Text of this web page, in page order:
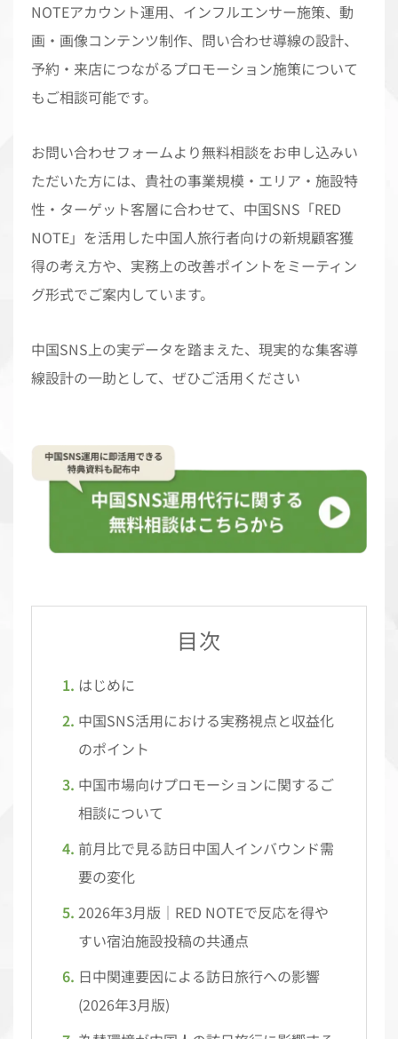
NOTEアカウント運用、インフルエンサー施策、動
画・画像コンテンツ制作、問い合わせ導線の設計、
予約・来店につながるプロモーション施策について
もご相談可能です。
お問い合わせフォームより無料相談をお申し込みい
ただいた方には、貴社の事業規模・エリア・施設特
性・ターゲット客層に合わせて、中国SNS「RED
NOTE」を活用した中国人旅行者向けの新規顧客獲
得の考え方や、実務上の改善ポイントをミーティン
グ形式でご案内しています。
中国SNS上の実データを踏まえた、現実的な集客導
線設計の一助として、ぜひご活用ください
目次
はじめに
中国SNS活用における実務視点と収益化
のポイント
中国市場向けプロモーションに関するご
相談について
前月比で見る訪日中国人インバウンド需
要の変化
2026年3月版｜RED NOTEで反応を得や
すい宿泊施設投稿の共通点
日中関連要因による訪日旅行への影響
(2026年3月版)